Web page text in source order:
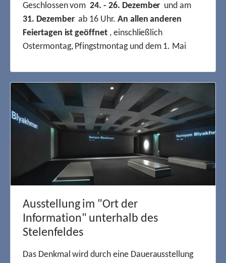
Ausstellung im "Ort der
Information" unterhalb des
Stelenfeldes
Das Denkmal wird durch eine Dauerausstellung
Geschlossen vom24. - 26. Dezember und am
31. Dezemberab 16 Uhr. An allen anderen
Feiertagen ist geöffnet, einschließlich
Ostermontag, Pfingstmontag und dem 1. Mai